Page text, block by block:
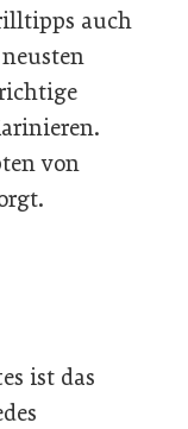
auch
von
ist das